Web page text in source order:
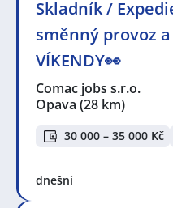
Skladník /
směnný provoz a
VÍKENDY👀
Comac jobs s.r.o.
Opava (28 km)
30 000 – 35 000 Kč
dnešní